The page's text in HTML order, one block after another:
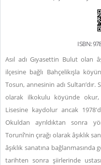
ISBN:
Asıl adı Gıyasettin Bulut olan
ilçesine bağlı Bahçelikışla
Tosun, annesinin adı
olarak ilkokulu köyünde
Lisesine kaydolur ancak
Okuldan ayrıldıktan sonra
Torunî’nin çırağı olarak âşıklık
âşıklık sanatına
tarihten sonra şiirlerinde